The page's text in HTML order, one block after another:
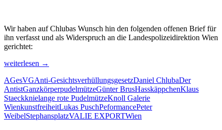
Wir haben auf Chlubas Wunsch hin den folgenden offenen Brief für
ihn verfasst und als Widerspruch an die Landespolizeidirektion Wien
gerichtet:
Performance-
versus
Anti-
Gesichtsverhüllungsgesetz
weiterlesen →
AGesVGAnti-GesichtsverhüllungsgesetzDaniel ChlubaDer
AntistGanzkörperpudelmützeGünter BrusHasskäppchenKlaus
Staeckknielange rote PudelmützeKnoll Galerie
WienkunstfreiheitLukas PuschPeformancePeter
WeibelStephansplatzVALIE EXPORTWien